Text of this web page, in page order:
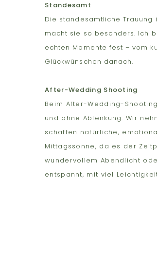
Standesamt
Die standesamtliche Trauung
macht sie so besonders. Ich
echten Momente fest – vom
Glückwünschen danach.
After-Wedding Shooting
Beim After-Wedding-
und ohne Ablenkung. Wir
schaffen natürliche,
Mittagssonne, da es der
wundervollem Abendlicht
entspannt, mit viel